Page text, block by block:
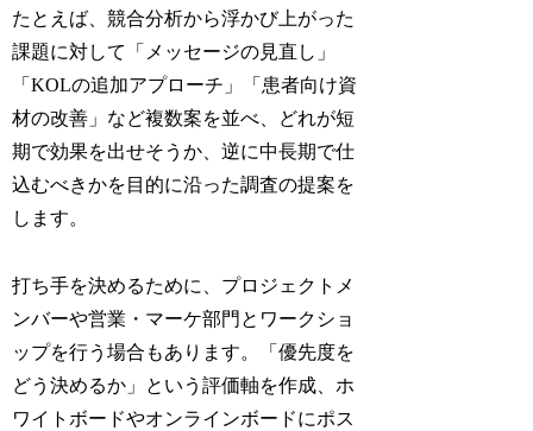
たとえば、競合分析から浮かび上がった
課題に対して「メッセージの見直し」
「KOLの追加アプローチ」「患者向け資
材の改善」など複数案を並べ、どれが短
期で効果を出せそうか、逆に中長期で仕
込むべきかを目的に沿った調査の提案を
します。
打ち手を決めるために、プロジェクトメ
ンバーや営業・マーケ部門とワークショ
ップを行う場合もあります。「優先度を
どう決めるか」という評価軸を作成、ホ
ワイトボードやオンラインボードにポス